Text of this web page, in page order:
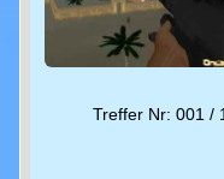
Treffer Nr: 001 / 1